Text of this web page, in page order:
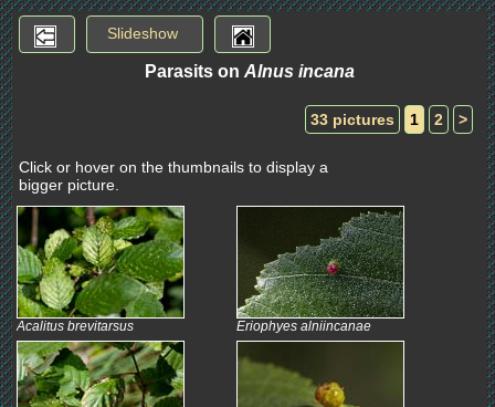
Slideshow
Parasits on Alnus incana
33 pictures 1 2 >
Click or hover on the thumbnails to display a
bigger picture.
Acalitus brevitarsus Eriophyes alniincanae